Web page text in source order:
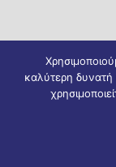
καλύτερη δυνατή